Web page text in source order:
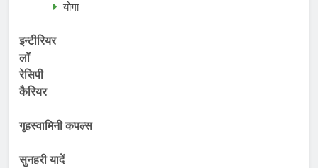
योगा
इन्टीरियर
लॉ
रेसिपी
कैरियर
गृहस्वामिनी कपल्स
सुनहरी यादें